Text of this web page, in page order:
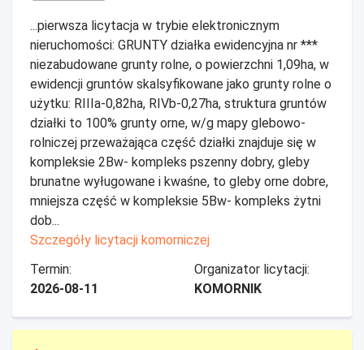
...pierwsza licytacja w trybie elektronicznym
nieruchomości: GRUNTY działka ewidencyjna nr ***
niezabudowane grunty rolne, o powierzchni 1,09ha, w
ewidencji gruntów skalsyfikowane jako grunty rolne o
użytku: RIIIa-0,82ha, RIVb-0,27ha, struktura gruntów
działki to 100% grunty orne, w/g mapy glebowo-
rolniczej przeważająca część działki znajduje się w
kompleksie 2Bw- kompleks pszenny dobry, gleby
brunatne wyługowane i kwaśne, to gleby orne dobre,
mniejsza część w kompleksie 5Bw- kompleks żytni
dob...
Szczegóły licytacji komorniczej
Termin:
2026-08-11
Organizator licytacji:
KOMORNIK